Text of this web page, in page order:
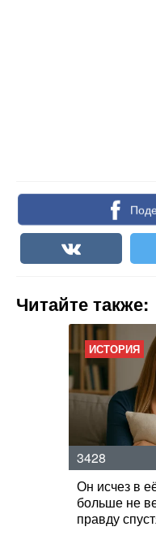
Читайте также:
ИСТОРИЯ
3428
Он исчез в
больше не
правду